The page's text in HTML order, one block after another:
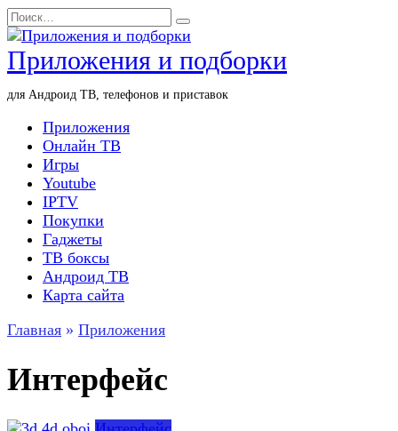
Перейти
к
содержанию
Search
for:
Приложения и подборки
для Андроид ТВ, телефонов и приставок
Приложения
Онлайн ТВ
Игры
Youtube
IPTV
Покупки
Гаджеты
ТВ боксы
Андроид ТВ
Карта сайта
Главная » Приложения
Интерфейс